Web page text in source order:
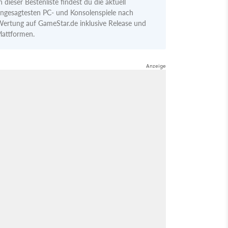
PC- und Konsolenspiele nach
auf GameStar.de inklusive Release und